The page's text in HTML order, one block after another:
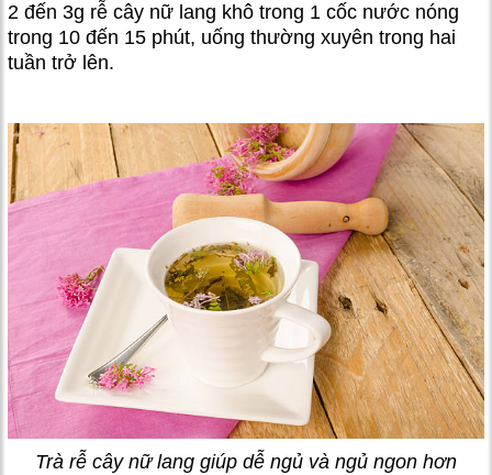
2 đến 3g rễ cây nữ lang khô trong 1 cốc nước nóng
trong 10 đến 15 phút, uống thường xuyên trong hai
tuần trở lên.
Trà rễ cây nữ lang giúp dễ ngủ và ngủ ngon hơn